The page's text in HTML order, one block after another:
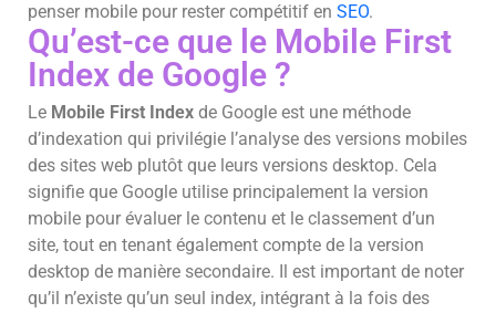
penser mobile pour rester compétitif en SEO.
Qu’est-ce que le Mobile First
Index de Google ?
Le Mobile First Index de Google est une méthode
d’indexation qui privilégie l’analyse des versions mobiles
des sites web plutôt que leurs versions desktop. Cela
signifie que Google utilise principalement la version
mobile pour évaluer le contenu et le classement d’un
site, tout en tenant également compte de la version
desktop de manière secondaire. Il est important de noter
qu’il n’existe qu’un seul index, intégrant à la fois des